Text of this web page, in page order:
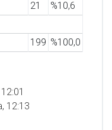
21 %10,6
199 %100,0
12:13